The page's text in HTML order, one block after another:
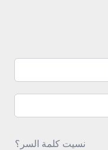
نسيت كلمة السر؟